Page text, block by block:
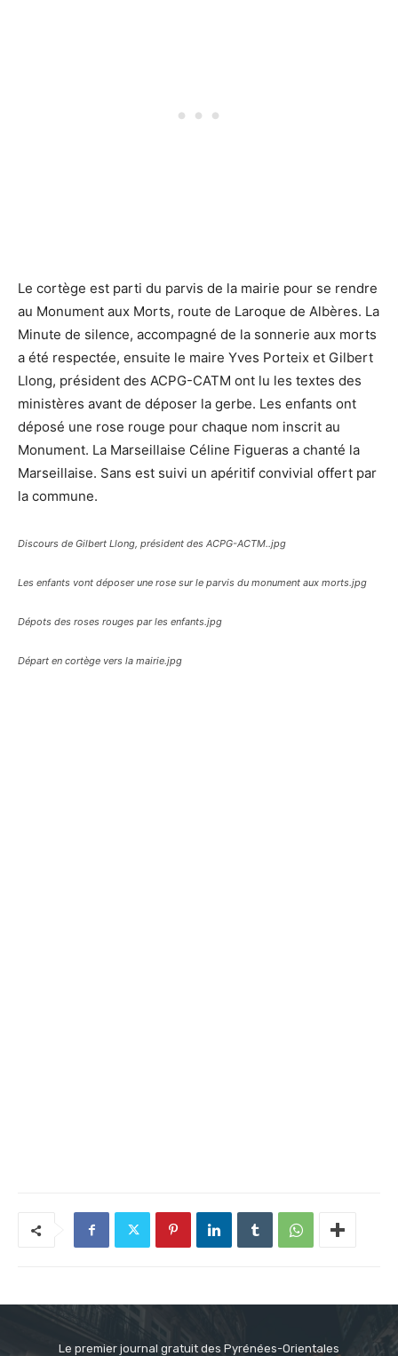
Le cortège est parti du parvis de la mairie pour se rendre
au Monument aux Morts, route de Laroque de Albères. La
Minute de silence, accompagné de la sonnerie aux morts
a été respectée, ensuite le maire Yves Porteix et Gilbert
Llong, président des ACPG-CATM ont lu les textes des
ministères avant de déposer la gerbe. Les enfants ont
déposé une rose rouge pour chaque nom inscrit au
Monument. La Marseillaise Céline Figueras a chanté la
Marseillaise. Sans est suivi un apéritif convivial offert par
la commune.
Discours de Gilbert Llong, président des ACPG-ACTM..jpg
Les enfants vont déposer une rose sur le parvis du monument aux morts.jpg
Dépots des roses rouges par les enfants.jpg
Départ en cortège vers la mairie.jpg
Le premier journal gratuit des Pyrénées-Orientales